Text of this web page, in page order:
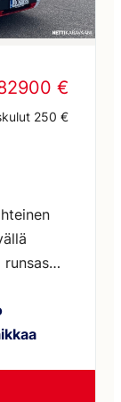
€
250 €
runsas
ovi